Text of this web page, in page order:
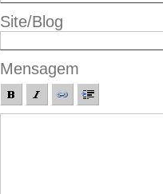
Site/Blog
Mensagem